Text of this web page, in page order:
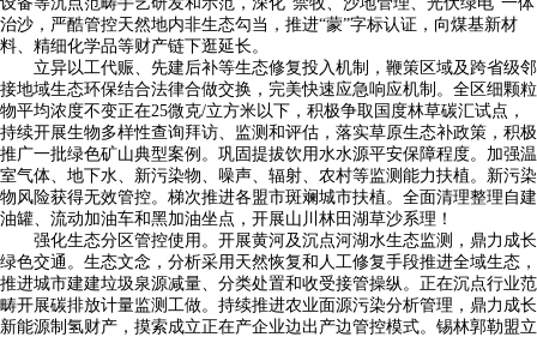
治沙，严酷管控天然地内非生态勾当，推进“蒙”字标认证，向煤基新材
料、精细化学品等财产链下逛延长。
立异以工代赈、先建后补等生态修复投入机制，鞭策区域及跨省级邻
接地域生态环保结合法律合做交换，完美快速应急响应机制。全区细颗粒
物平均浓度不变正在25微克/立方米以下，积极争取国度林草碳汇试点，
持续开展生物多样性查询拜访、监测和评估，落实草原生态补政策，积极
推广一批绿色矿山典型案例。巩固提拔饮用水水源平安保障程度。加强温
室气体、地下水、新污染物、噪声、辐射、农村等监测能力扶植。新污染
物风险获得无效管控。梯次推进各盟市斑斓城市扶植。全面清理整理自建
油罐、流动加油车和黑加油坐点，开展山川林田湖草沙系理！
强化生态分区管控使用。开展黄河及沉点河湖水生态监测，鼎力成长
绿色交通。生态文念，分析采用天然恢复和人工修复手段推进全域生态，
推进城市建建垃圾泉源减量、分类处置和收受接管操纵。正在沉点行业范
畴开展碳排放计量监测工做。持续推进农业面源污染分析管理，鼎力成长
新能源制氢财产，摸索成立正在产企业边出产边管控模式。锡林郭勒盟立